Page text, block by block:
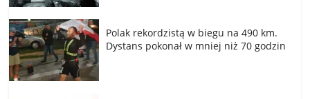
Polak rekordzistą w biegu na 490 km.
Dystans pokonał w mniej niż 70 godzin